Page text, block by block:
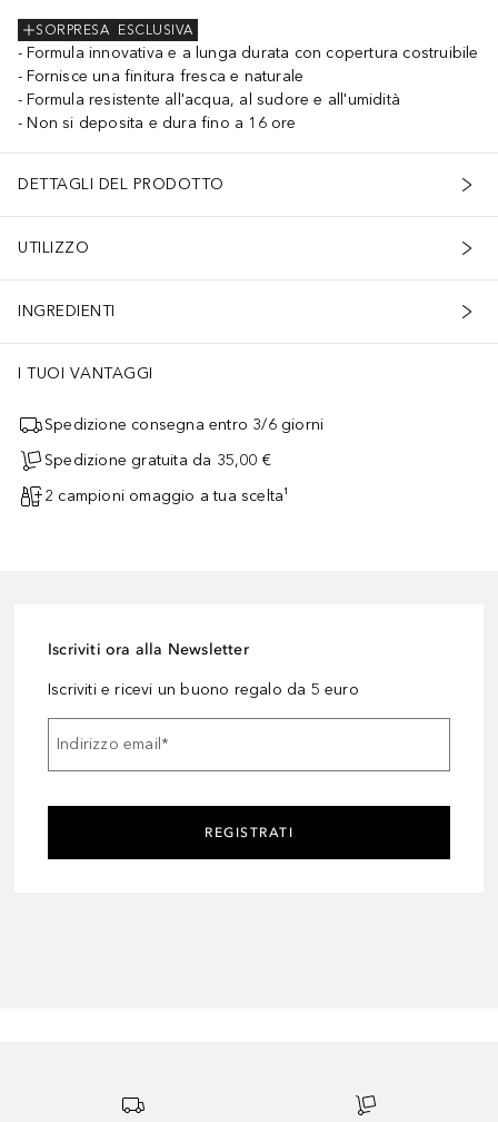
ESCLUSIVA
SORPRESA
Formula innovativa e a lunga durata con copertura costruibile
Fornisce una finitura fresca e naturale
Formula resistente all'acqua, al sudore e all'umidità
Non si deposita e dura fino a 16 ore
DETTAGLI DEL PRODOTTO
UTILIZZO
INGREDIENTI
I TUOI VANTAGGI
Spedizione consegna entro 3/6 giorni
Spedizione gratuita da 35,00 €
2 campioni omaggio a tua scelta¹
Iscriviti ora alla Newsletter
Iscriviti e ricevi un buono regalo da 5 euro
Indirizzo email*
REGISTRATI